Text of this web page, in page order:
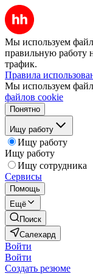
Мы используем
правильную работу
трафик.
Правила
Мы используем
файлов cookie
Понятно
Ищу работу
Ищу работу
Ищу работу
Ищу сотрудника
Сервисы
Помощь
Ещё
Поиск
Салехард
Войти
Войти
Создать резюме